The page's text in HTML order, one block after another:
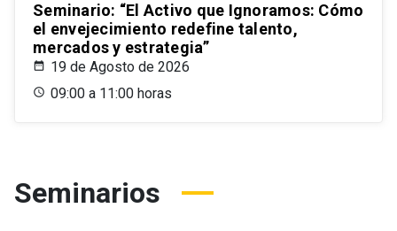
Seminario: “El Activo que Ignoramos: Cómo
el envejecimiento redefine talento,
mercados y estrategia”
19 de Agosto de 2026
09:00 a 11:00 horas
Seminarios